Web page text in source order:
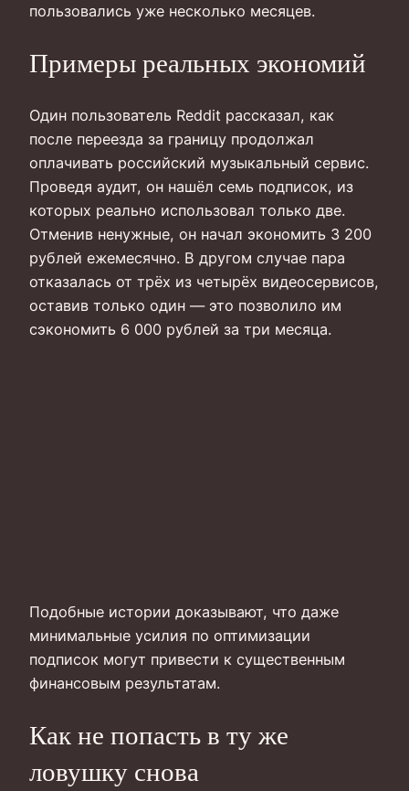
пользовались уже несколько месяцев.
Примеры реальных экономий
Один пользователь Reddit рассказал, как
после переезда за границу продолжал
оплачивать российский музыкальный сервис.
Проведя аудит, он нашёл семь подписок, из
которых реально использовал только две.
Отменив ненужные, он начал экономить 3 200
рублей ежемесячно. В другом случае пара
отказалась от трёх из четырёх видеосервисов,
оставив только один — это позволило им
сэкономить 6 000 рублей за три месяца.
Подобные истории доказывают, что даже
минимальные усилия по оптимизации
подписок могут привести к существенным
финансовым результатам.
Как не попасть в ту же
ловушку снова